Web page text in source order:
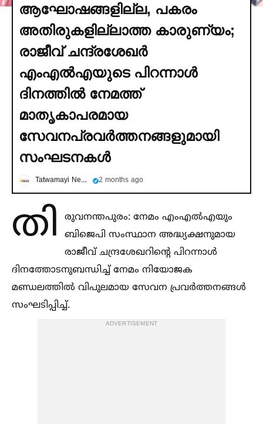
ആഘോഷങ്ങളില്ല, പകരം
അതിരുകളില്ലാത്ത കാരുണ്യം;
രാജീവ് ചന്ദ്രശേഖര്‍
എംഎല്‍എയുടെ പിറന്നാള്‍
ദിനത്തില്‍ നേമത്ത്
മാതൃകാപരമായ
സേവനപ്രവര്‍ത്തനങ്ങളുമായി
സംഘടനകള്‍
Tatwamayi News 2 months ago
തി
രുവനന്തപുരം: നേമം എംഎല്‍എയും
ബിജെപി സംസ്ഥാന അദ്ധ്യക്ഷനുമായ
രാജീവ് ചന്ദ്രശേഖറിന്റെ പിറന്നാള്‍
ദിനത്തോടനുബന്ധിച്ച്‌ നേമം നിയോജക
മണ്ഡലത്തില്‍ വിപുലമായ സേവന പ്രവർത്തനങ്ങള്‍
സംഘടിപ്പിച്ച്‌.
ADVERTISEMENT